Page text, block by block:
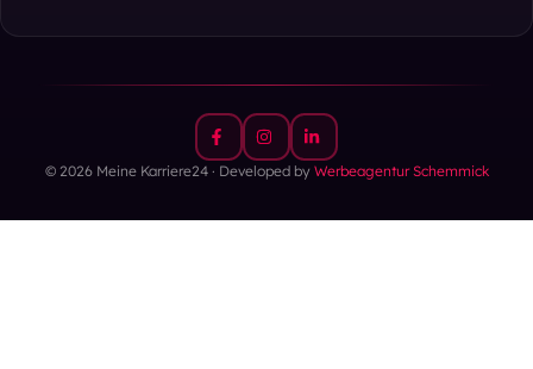
© 2026 Meine Karriere24 · Developed by Werbeagentur Schemmick